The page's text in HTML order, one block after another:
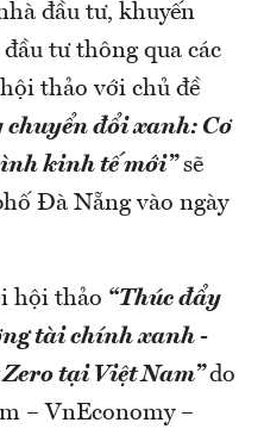
đầu tư, khuyến
tư thông qua các
thảo với chủ đề
chuyển đổi xanh: Cơ
kinh tế mới”sẽ
Đà Nẵng vào ngày
hội thảo “Thúc đẩy
tài chính xanh -
tại Việt Nam”do
– VnEconomy –